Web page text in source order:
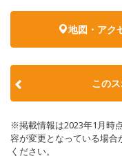
地図・アク
この
※掲載情報は2023年1月時
容が変更となっている場
ください。